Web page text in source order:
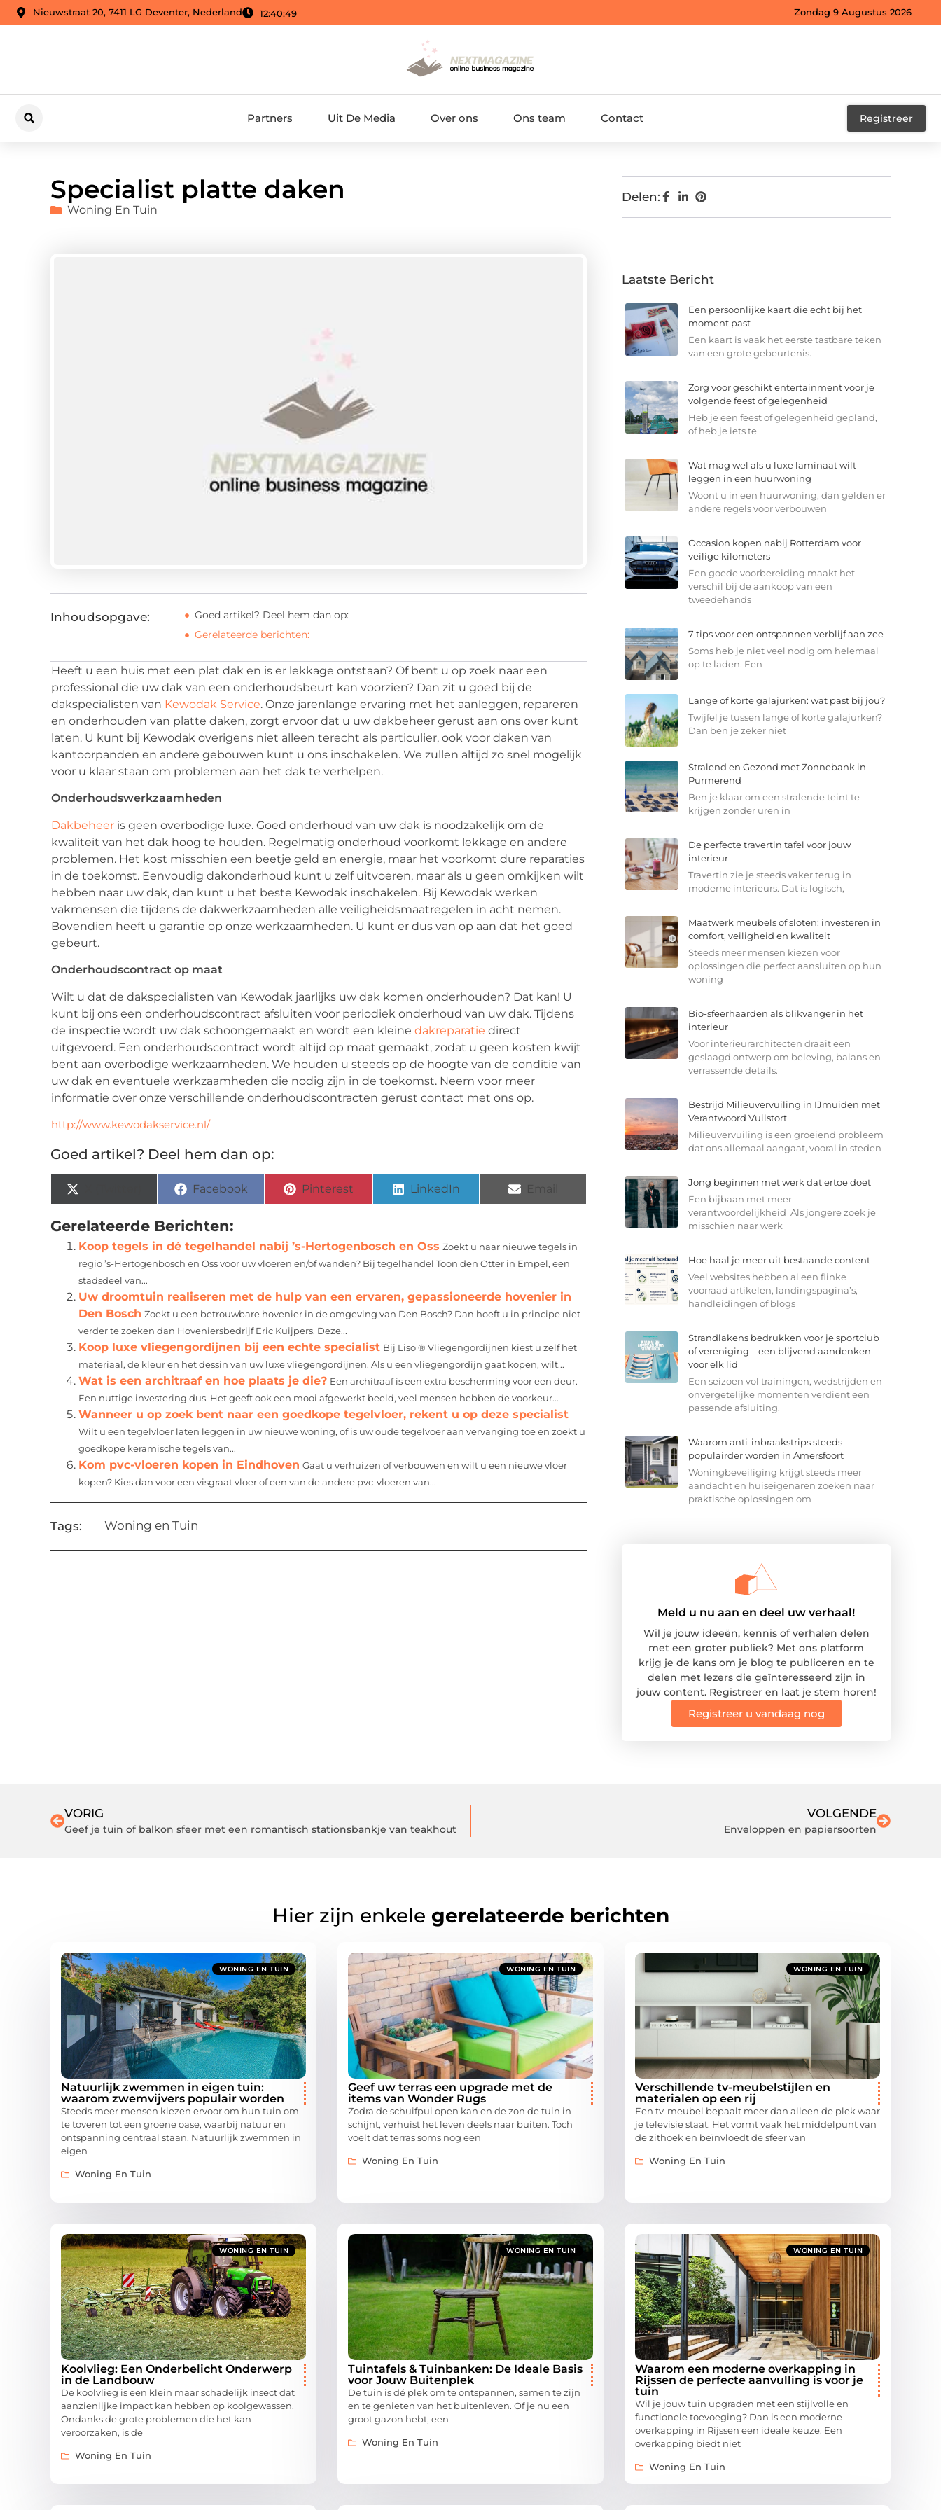
Nieuwstraat 20, 7411 LG Deventer, Nederland 12:40:50 Zondag 9 Augustus 2026
Partners Uit De Media Over ons Ons team Contact Registreer
Specialist platte daken
Woning En Tuin
Inhoudsopgave:
Goed artikel? Deel hem dan op:
Gerelateerde berichten:
Heeft u een huis met een plat dak en is er lekkage ontstaan? Of bent u op zoek naar een
professional die uw dak van een onderhoudsbeurt kan voorzien? Dan zit u goed bij de
dakspecialisten van Kewodak Service. Onze jarenlange ervaring met het aanleggen, repareren
en onderhouden van platte daken, zorgt ervoor dat u uw dakbeheer gerust aan ons over kunt
laten. U kunt bij Kewodak overigens niet alleen terecht als particulier, ook voor daken van
kantoorpanden en andere gebouwen kunt u ons inschakelen. We zullen altijd zo snel mogelijk
voor u klaar staan om problemen aan het dak te verhelpen.
Onderhoudswerkzaamheden
Dakbeheer is geen overbodige luxe. Goed onderhoud van uw dak is noodzakelijk om de
kwaliteit van het dak hoog te houden. Regelmatig onderhoud voorkomt lekkage en andere
problemen. Het kost misschien een beetje geld en energie, maar het voorkomt dure reparaties
in de toekomst. Eenvoudig dakonderhoud kunt u zelf uitvoeren, maar als u geen omkijken wilt
hebben naar uw dak, dan kunt u het beste Kewodak inschakelen. Bij Kewodak werken
vakmensen die tijdens de dakwerkzaamheden alle veiligheidsmaatregelen in acht nemen.
Bovendien heeft u garantie op onze werkzaamheden. U kunt er dus van op aan dat het goed
gebeurt.
Onderhoudscontract op maat
Wilt u dat de dakspecialisten van Kewodak jaarlijks uw dak komen onderhouden? Dat kan! U
kunt bij ons een onderhoudscontract afsluiten voor periodiek onderhoud van uw dak. Tijdens
de inspectie wordt uw dak schoongemaakt en wordt een kleine dakreparatie direct
uitgevoerd. Een onderhoudscontract wordt altijd op maat gemaakt, zodat u geen kosten kwijt
bent aan overbodige werkzaamheden. We houden u steeds op de hoogte van de conditie van
uw dak en eventuele werkzaamheden die nodig zijn in de toekomst. Neem voor meer
informatie over onze verschillende onderhoudscontracten gerust contact met ons op.
http://www.kewodakservice.nl/
Goed artikel? Deel hem dan op:
Facebook Pinterest LinkedIn
Gerelateerde Berichten:
Koop tegels in dé tegelhandel nabij ’s-Hertogenbosch en Oss Zoekt u naar nieuwe tegels in
regio ’s-Hertogenbosch en Oss voor uw vloeren en/of wanden? Bij tegelhandel Toon den Otter in Empel, een
stadsdeel van...
Uw droomtuin realiseren met de hulp van een ervaren, gepassioneerde hovenier in
Den Bosch Zoekt u een betrouwbare hovenier in de omgeving van Den Bosch? Dan hoeft u in principe niet
verder te zoeken dan Hoveniersbedrijf Eric Kuijpers. Deze...
Koop luxe vliegengordijnen bij een echte specialist Bij Liso ® Vliegengordijnen kiest u zelf het
materiaal, de kleur en het dessin van uw luxe vliegengordijnen. Als u een vliegengordijn gaat kopen, wilt...
Wat is een architraaf en hoe plaats je die? Een architraaf is een extra bescherming voor een deur.
Een nuttige investering dus. Het geeft ook een mooi afgewerkt beeld, veel mensen hebben de voorkeur...
Wanneer u op zoek bent naar een goedkope tegelvloer, rekent u op deze specialist
Wilt u een tegelvloer laten leggen in uw nieuwe woning, of is uw oude tegelvoer aan vervanging toe en zoekt u
goedkope keramische tegels van...
Kom pvc-vloeren kopen in Eindhoven Gaat u verhuizen of verbouwen en wilt u een nieuwe vloer
kopen? Kies dan voor een visgraat vloer of een van de andere pvc-vloeren van...
Tags: Woning en Tuin
Delen:
Laatste Bericht
Een persoonlijke kaart die echt bij het
moment past
Een kaart is vaak het eerste tastbare teken
van een grote gebeurtenis.
Zorg voor geschikt entertainment voor je
volgende feest of gelegenheid
Heb je een feest of gelegenheid gepland,
of heb je iets te
Wat mag wel als u luxe laminaat wilt
leggen in een huurwoning
Woont u in een huurwoning, dan gelden er
andere regels voor verbouwen
Occasion kopen nabij Rotterdam voor
veilige kilometers
Een goede voorbereiding maakt het
verschil bij de aankoop van een
tweedehands
7 tips voor een ontspannen verblijf aan zee
Soms heb je niet veel nodig om helemaal
op te laden. Een
Lange of korte galajurken: wat past bij jou?
Twijfel je tussen lange of korte galajurken?
Dan ben je zeker niet
Stralend en Gezond met Zonnebank in
Purmerend
Ben je klaar om een stralende teint te
krijgen zonder uren in
De perfecte travertin tafel voor jouw
interieur
Travertin zie je steeds vaker terug in
moderne interieurs. Dat is logisch,
Maatwerk meubels of sloten: investeren in
comfort, veiligheid en kwaliteit
Steeds meer mensen kiezen voor
oplossingen die perfect aansluiten op hun
woning
Bio-sfeerhaarden als blikvanger in het
interieur
Voor interieurarchitecten draait een
geslaagd ontwerp om beleving, balans en
verrassende details.
Bestrijd Milieuvervuiling in IJmuiden met
Verantwoord Vuilstort
Milieuvervuiling is een groeiend probleem
dat ons allemaal aangaat, vooral in steden
Jong beginnen met werk dat ertoe doet
Een bijbaan met meer
verantwoordelijkheid Als jongere zoek je
misschien naar werk
Hoe haal je meer uit bestaande content
Veel websites hebben al een flinke
voorraad artikelen, landingspagina’s,
handleidingen of blogs
Strandlakens bedrukken voor je sportclub
of vereniging – een blijvend aandenken
voor elk lid
Een seizoen vol trainingen, wedstrijden en
onvergetelijke momenten verdient een
passende afsluiting.
Waarom anti-inbraakstrips steeds
populairder worden in Amersfoort
Woningbeveiliging krijgt steeds meer
aandacht en huiseigenaren zoeken naar
praktische oplossingen om
Meld u nu aan en deel uw verhaal!
Wil je jouw ideeën, kennis of verhalen delen
met een groter publiek? Met ons platform
krijg je de kans om je blog te publiceren en te
delen met lezers die geïnteresseerd zijn in
jouw content. Registreer en laat je stem horen!
Registreer u vandaag nog
VORIG
Geef je tuin of balkon sfeer met een romantisch stationsbankje van teakhout
VOLGENDE
Enveloppen en papiersoorten
Hier zijn enkele gerelateerde berichten
WONING EN TUIN
Natuurlijk zwemmen in eigen tuin:
waarom zwemvijvers populair worden
Steeds meer mensen kiezen ervoor om hun tuin om
te toveren tot een groene oase, waarbij natuur en
ontspanning centraal staan. Natuurlijk zwemmen in
eigen
Woning En Tuin
WONING EN TUIN
Geef uw terras een upgrade met de
items van Wonder Rugs
Zodra de schuifpui open kan en de zon de tuin in
schijnt, verhuist het leven deels naar buiten. Toch
voelt dat terras soms nog een
Woning En Tuin
WONING EN TUIN
Verschillende tv-meubelstijlen en
materialen op een rij
Een tv-meubel bepaalt meer dan alleen de plek waar
je televisie staat. Het vormt vaak het middelpunt van
de zithoek en beïnvloedt de sfeer van
Woning En Tuin
WONING EN TUIN
Koolvlieg: Een Onderbelicht Onderwerp
in de Landbouw
De koolvlieg is een klein maar schadelijk insect dat
aanzienlijke impact kan hebben op koolgewassen.
Ondanks de grote problemen die het kan
veroorzaken, is de
Woning En Tuin
WONING EN TUIN
Tuintafels & Tuinbanken: De Ideale Basis
voor Jouw Buitenplek
De tuin is dé plek om te ontspannen, samen te zijn
en te genieten van het buitenleven. Of je nu een
groot gazon hebt, een
Woning En Tuin
WONING EN TUIN
Waarom een moderne overkapping in
Rijssen de perfecte aanvulling is voor je
tuin
Wil je jouw tuin upgraden met een stijlvolle en
functionele toevoeging? Dan is een moderne
overkapping in Rijssen een ideale keuze. Een
overkapping biedt niet
Woning En Tuin